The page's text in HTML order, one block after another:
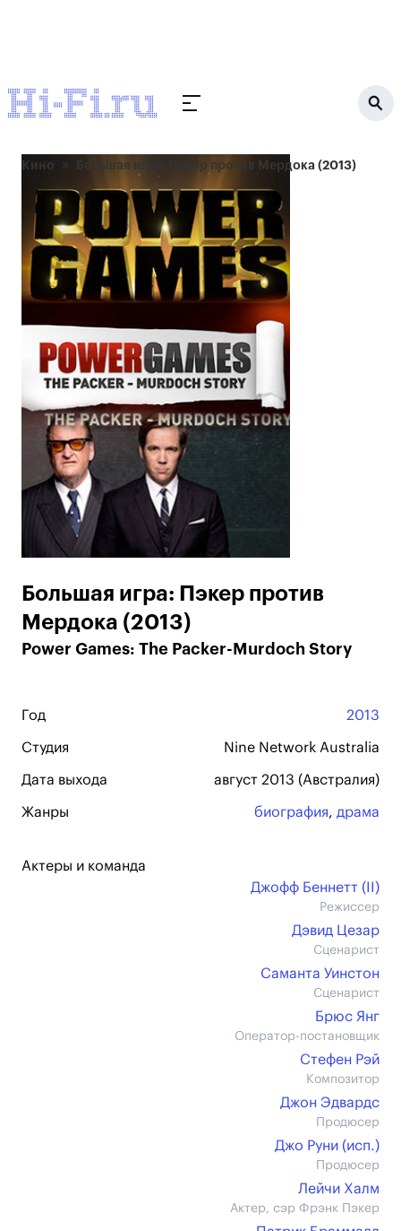
Кино Большая игра: Пэкер против Мердока (2013)
Большая игра: Пэкер против
Мердока (2013)
Power Games: The Packer-Murdoch Story
Год 2013
Студия Nine Network Australia
Дата выхода август 2013 (Австралия)
Жанры биография, драма
Актеры и команда
Джофф Беннетт (II)
Режиссер
Дэвид Цезар
Сценарист
Саманта Уинстон
Сценарист
Брюс Янг
Оператор-постановщик
Стефен Рэй
Композитор
Джон Эдвардс
Продюсер
Джо Руни (иcп.)
Продюсер
Лейчи Халм
Актер, сэр Фрэнк Пэкер